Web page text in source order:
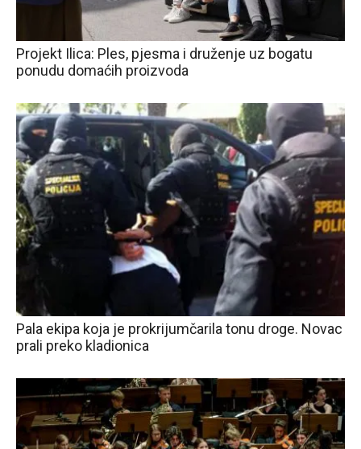
Projekt Ilica: Ples, pjesma i druženje uz bogatu
ponudu domaćih proizvoda
Pala ekipa koja je prokrijumčarila tonu droge. Novac
prali preko kladionica